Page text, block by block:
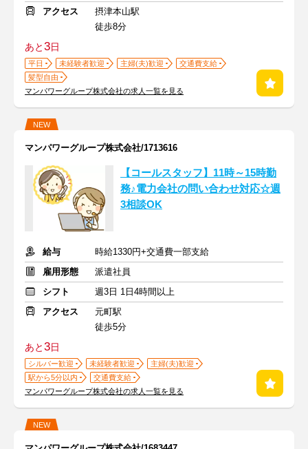
アクセス
摂津本山駅
徒歩8分
あと3日
平日 未経験者歓迎 主婦(夫)歓迎
交通費支給
髪型自由
マンパワーグループ株式会社の求人一覧を見る
NEW
マンパワーグループ株式会社/1713616
【コールスタッフ】11時～15時勤
務♪電力会社の問い合わせ対応☆週
3相談OK
給与
時給1330円+交通費一部支給
雇用形態
派遣社員
シフト
週3日 1日4時間以上
アクセス
元町駅
徒歩5分
あと3日
シルバー歓迎 未経験者歓迎
主婦(夫)歓迎
駅から5分以内
交通費支給
マンパワーグループ株式会社の求人一覧を見る
NEW